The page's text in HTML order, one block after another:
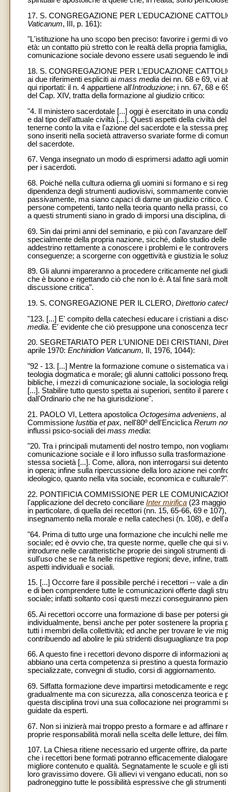
17. S. CONGREGAZIONE PER L'EDUCAZIONE
Vaticanum, III, p. 161):
"L'istituzione ha uno scopo ben preciso: favorire i germi di
età: un contatto più stretto con le realtà della propria
comunicazione sociale devono essere usati seguendo le
18. S. CONGREGAZIONE PER L'EDUCAZIONE
ai due riferimenti espliciti ai mass media dei nn. 68 e 69, vi
qui riportati: il n. 4 appartiene all'Introduzione; i nn. 67, 68 e
del Cap. XIV, tratta della formazione al giudizio critico:
"4. Il ministero sacerdotale [...] oggi è esercitato in una
e dal tipo dell'attuale civiltà [...]. Questi aspetti della civiltà
tenerne conto la vita e l'azione del sacerdote e la stessa
sono inseriti nella società attraverso svariate forme di
del sacerdote.
67. Venga insegnato un modo di esprimersi adatto agli
per i sacerdoti.
68. Poiché nella cultura odierna gli uomini si formano e si
dipendenza degli strumenti audiovisivi, sommamente
passivamente, ma siano capaci di darne un giudizio
persone competenti, tanto nella teoria quanto nella prassi,
a questi strumenti siano in grado di imporsi una disciplina,
69. Sin dai primi anni del seminario, e più con l'avanzare
specialmente della propria nazione, sicché, dallo studio
addestrino rettamente a conoscere i problemi e le
conseguenze; a scorgerne con oggettività e giustizia le
89. Gli alunni impareranno a procedere criticamente nel
che è buono e rigettando ciò che non lo è. A tal fine sarà
discussione critica".
19. S. CONGREGAZIONE PER IL CLERO, Direttorio
"123. [...] E' compito della catechesi educare i cristiani a
media. E' evidente che ciò presuppone una conoscenza
20. SEGRETARIATO PER L'UNIONE DEI CRISTIANI,
aprile 1970: Enchiridion Vaticanum, II, 1976, 1044):
"92 - 13. [...] Mentre la formazione comune o sistematica
teologia dogmatica e morale; gli alunni cattolici possono
bibliche, i mezzi di comunicazione sociale, la sociologia
[...]. Stabilire tutto questo spetta ai superiori, sentito il
dall'Ordinario che ne ha giurisdizione".
21. PAOLO VI, Lettera apostolica Octogesima adveniens,
Commissione Iustitia et pax, nell'80º dell'Enciclica Rerum
influssi psico-sociali dei mass media:
"20. Tra i principali mutamenti del nostro tempo, non
comunicazione sociale e il loro influsso sulla
stessa società [...]. Come, allora, non interrogarsi sui
in opera; infine sulla ripercussione della loro azione nei
ideologico, quanto nella vita sociale, economica e
22. PONTIFICIA COMMISSIONE PER LE
l'applicazione del decreto conciliare Inter mirifica (23
in particolare, di quella dei recettori (nn. 15, 65-66, 69 e
insegnamento nella morale e nella catechesi (n. 108), e
"64. Prima di tutto urge una formazione che inculchi nelle
sociale; ed è ovvio che, tra queste norme, quelle che qui si
introdurre nelle caratteristiche proprie dei singoli strumenti
sull'uso che se ne fa nelle rispettive regioni; deve, infine,
aspetti individuali e sociali.
15. [...] Occorre fare il possibile perché i recettori -- vale a
e di ben comprendere tutte le comunicazioni offerte dagli
sociale; infatti soltanto così questi mezzi conseguiranno
65. Ai recettori occorre una formazione di base per potersi
individualmente, bensì anche per poter sostenere la
tutti i membri della collettività; ed anche per trovare le vie
contribuendo ad abolire le più stridenti disuguaglianze tra
66. A questo fine i recettori devono disporre di informazioni
abbiano una certa competenza si prestino a questa
specializzate, convegni di studio, corsi di aggiornamento.
69. Siffatta formazione deve impartirsi metodicamente e
gradualmente ma con sicurezza, alla conoscenza teorica e
questa disciplina trovi una sua collocazione nei programmi
guidate da esperti.
67. Non si inizierà mai troppo presto a formare e ad
proprie responsabilità morali nella scelta delle letture, dei
107. La Chiesa ritiene necessario ed urgente offrire, da
che i recettori bene formati potranno efficacemente
migliore contenuto e qualità. Segnatamente le scuole e gli
loro gravissimo dovere. Gli allievi vi vengano educati, non
padroneggino tutte le possibilità espressive che gli